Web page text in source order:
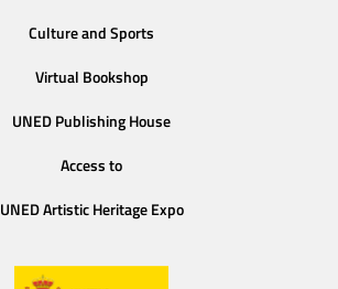
Culture and Sports
Virtual Bookshop
UNED Publishing House
Access to
UNED Artistic Heritage Expo